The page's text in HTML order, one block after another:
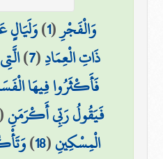
وَالْفَجْرِ(
1
)
ذَاتِ الْعِمَادِ(
7
)
فَأَكْثَرُوا فِيهَا
فَيَقُولُ رَبِّي أَكْرَمَنِ
الْمِسْكِينِ(
18
)